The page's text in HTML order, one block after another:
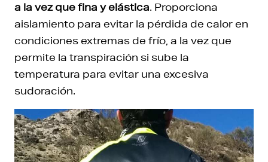
a la vez que fina y elástica. Proporciona
aislamiento para evitar la pérdida de calor en
condiciones extremas de frío, a la vez que
permite la transpiración si sube la
temperatura para evitar una excesiva
sudoración.